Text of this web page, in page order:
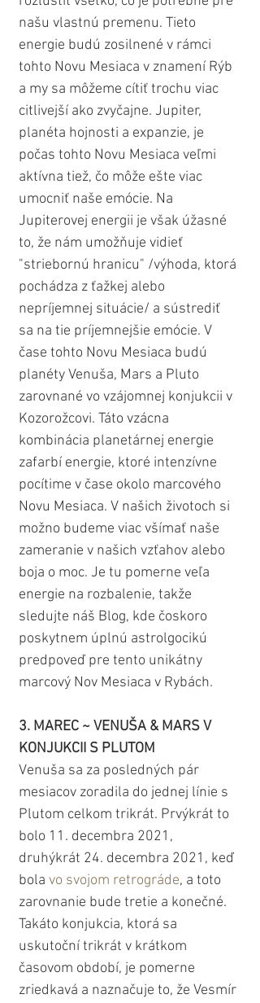
našu vlastnú premenu. Tieto
energie budú zosilnené v rámci
tohto Novu Mesiaca v znamení Rýb
a my sa môžeme cítiť trochu viac
citlivejší ako zvyčajne. Jupiter,
planéta hojnosti a expanzie, je
počas tohto Novu Mesiaca veľmi
aktívna tiež, čo môže ešte viac
umocniť naše emócie. Na
Jupiterovej energii je však úžasné
to, že nám umožňuje vidieť
"striebornú hranicu" /výhoda, ktorá
pochádza z ťažkej alebo
nepríjemnej situácie/ a sústrediť
sa na tie príjemnejšie emócie. V
čase tohto Novu Mesiaca budú
planéty Venuša, Mars a Pluto
zarovnané vo vzájomnej konjukcii v
Kozorožcovi. Táto vzácna
kombinácia planetárnej energie
zafarbí energie, ktoré intenzívne
pocítime v čase okolo marcového
Novu Mesiaca. V našich životoch si
možno budeme viac všímať naše
zameranie v našich vzťahov alebo
boja o moc. Je tu pomerne veľa
energie na rozbalenie, takže
sledujte náš Blog, kde čoskoro
poskytnem úplnú astrolgocikú
predpoveď pre tento unikátny
marcový Nov Mesiaca v Rybách.
3. MAREC ~ VENUŠA & MARS V
KONJUKCII S PLUTOM
Venuša sa za posledných pár
mesiacov zoradila do jednej línie s
Plutom celkom trikrát. Prvýkrát to
bolo 11. decembra 2021,
druhýkrát 24. decembra 2021, keď
bola vo svojom retrográde, a toto
zarovnanie bude tretie a konečné.
Takáto konjukcia, ktorá sa
uskutoční trikrát v krátkom
časovom období, je pomerne
zriedkavá a naznačuje to, že Vesmír